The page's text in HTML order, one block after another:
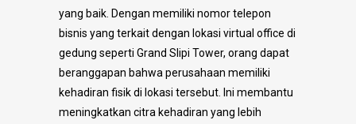
yang baik. Dengan memiliki nomor telepon
bisnis yang terkait dengan lokasi virtual office di
gedung seperti Grand Slipi Tower, orang dapat
beranggapan bahwa perusahaan memiliki
kehadiran fisik di lokasi tersebut. Ini membantu
meningkatkan citra kehadiran yang lebih